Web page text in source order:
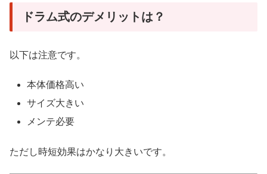
ドラム式のデメリットは？
以下は注意です。
本体価格高い
サイズ大きい
メンテ必要
ただし時短効果はかなり大きいです。